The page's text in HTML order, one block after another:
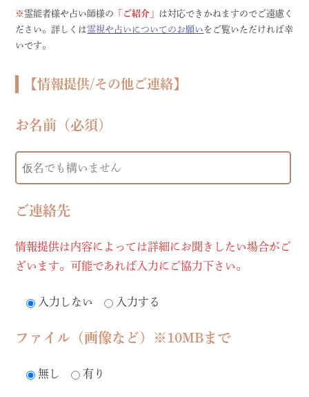
※霊能者様や占い師様の 「ご紹介」 は対応できかねますのでご遠慮く
ださい。詳しくは霊視や占いについてのお願い をご覧いただければ幸
いです。
【情報提供/その他ご連絡】
お名前（必須）
ご連絡先
情報提供は内容によっては詳細にお聞きしたい場合がご
ざいます。可能であれば入力にご協力下さい。
入力しない 入力する
ファイル（画像など）※10MBまで
無し 有り